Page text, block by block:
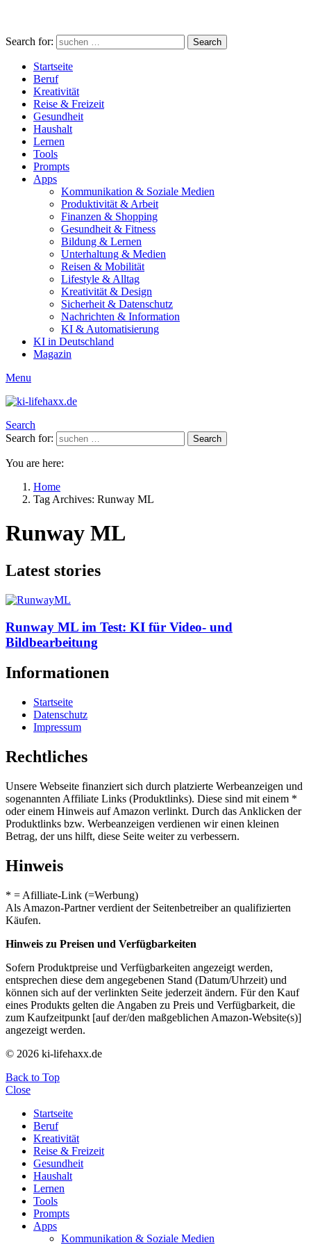
Search for: Search
Startseite
Beruf
Kreativität
Reise & Freizeit
Gesundheit
Haushalt
Lernen
Tools
Prompts
Apps
Kommunikation & Soziale Medien
Produktivität & Arbeit
Finanzen & Shopping
Gesundheit & Fitness
Bildung & Lernen
Unterhaltung & Medien
Reisen & Mobilität
Lifestyle & Alltag
Kreativität & Design
Sicherheit & Datenschutz
Nachrichten & Information
KI & Automatisierung
KI in Deutschland
Magazin
Menu
Search
Search for:
Search
You are here:
Home
Tag Archives: Runway ML
Runway ML
Latest stories
Runway ML im Test: KI für Video- und
Bildbearbeitung
Informationen
Startseite
Datenschutz
Impressum
Rechtliches
Unsere Webseite finanziert sich durch platzierte Werbeanzeigen und
sogenannten Affiliate Links (Produktlinks). Diese sind mit einem *
oder einem Hinweis auf Amazon verlinkt. Durch das Anklicken der
Produktlinks bzw. Werbeanzeigen verdienen wir einen kleinen
Betrag, der uns hilft, diese Seite weiter zu verbessern.
Hinweis
* = Afilliate-Link (=Werbung)
Als Amazon-Partner verdient der Seitenbetreiber an qualifizierten
Käufen.
Hinweis zu Preisen und Verfügbarkeiten
Sofern Produktpreise und Verfügbarkeiten angezeigt werden,
entsprechen diese dem angegebenen Stand (Datum/Uhrzeit) und
können sich auf der verlinkten Seite jederzeit ändern. Für den Kauf
eines Produkts gelten die Angaben zu Preis und Verfügbarkeit, die
zum Kaufzeitpunkt [auf der/den maßgeblichen Amazon-Website(s)]
angezeigt werden.
© 2026 ki-lifehaxx.de
Back to Top
Close
Startseite
Beruf
Kreativität
Reise & Freizeit
Gesundheit
Haushalt
Lernen
Tools
Prompts
Apps
Kommunikation & Soziale Medien